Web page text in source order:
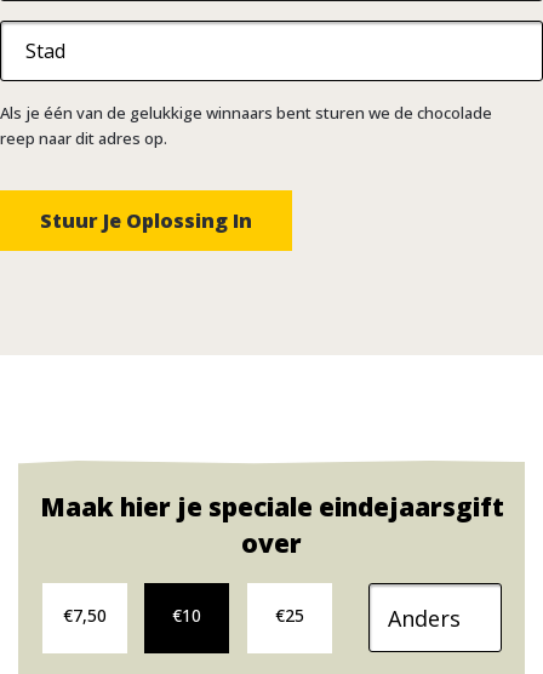
Als je één van de gelukkige winnaars bent sturen we de chocolade
reep naar dit adres op.
Maak hier je speciale eindejaarsgift
over
€7,50 €10 €25